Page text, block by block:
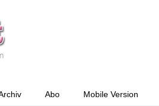
Abo Mobile Version